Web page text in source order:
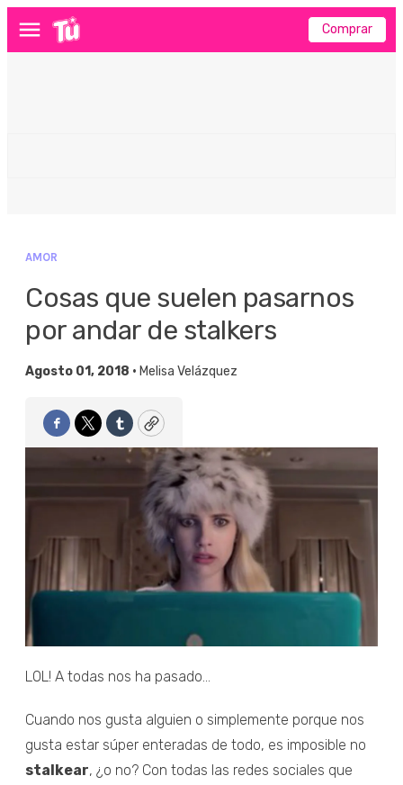
Menú Comprar
AMOR
Cosas que suelen pasarnos
por andar de stalkers
Agosto 01, 2018 • Melisa Velázquez
Facebook
TwitterTumblrCopy
LOL! A todas nos ha pasado...
Cuando nos gusta alguien o simplemente porque nos
gusta estar súper enteradas de todo, es imposible no
stalkear, ¿o no? Con todas las redes sociales que